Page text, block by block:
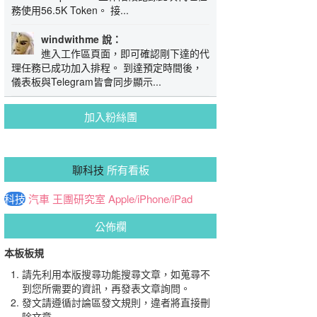
務使用56.5K Token。 接...
windwithme 說：
進入工作區頁面，即可確認剛下達的代
理任務已成功加入排程。 到達預定時間後，
儀表板與Telegram皆會同步顯示...
加入粉絲團
聊科技 所有看板
科技汽車 王團研究室 Apple/iPhone/iPad
公佈欄
本板板規
請先利用本版搜尋功能搜尋文章，如蒐尋不
到您所需要的資訊，再發表文章詢問。
發文請遵循討論區發文規則，違者將直接刪